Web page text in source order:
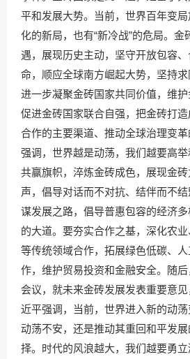
平和发展大势。当前，世界百年变
化的新局，也有“新冷战”的危局。
遇，展现历史主动，坚守开放包容
命，顺应全球南方崛起大势，坚持求
进一步凝聚金砖国家共同价值，维护
促进金砖国家联合自强，把金砖打
合作的主要渠道、推动全球治理变
强调，世界越是动荡，我们越要高举
共赢旗帜，淬炼金砖成色，展现金
声，倡导对话而不对抗、结伴而不
谋发展之路，倡导普惠包容的经济
的大道。要夯实合作之基，深化农
等传统领域合作，拓展绿色低碳、
作，维护贸易投资和金融安全。随
会议，就未来金砖发展发表重要意
近平强调，当前，世界进入新的动
动荡不安，还是推动其重回和平发
择。时代的风浪越大，我们越要勇